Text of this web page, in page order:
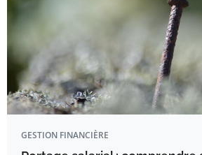
GESTION FINANCIÈRE